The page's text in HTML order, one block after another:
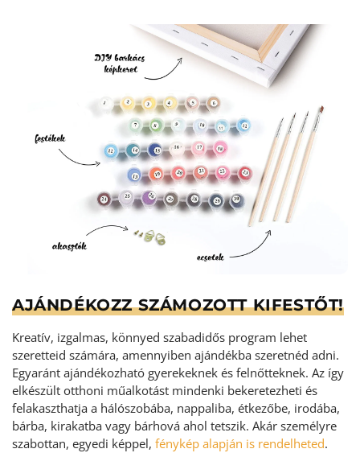
AJÁNDÉKOZZ SZÁMOZOTT KIFESTŐT!
Kreatív, izgalmas, könnyed szabadidős program lehet
szeretteid számára, amennyiben ajándékba szeretnéd adni.
Egyaránt ajándékozható gyerekeknek és felnőtteknek. Az így
elkészült otthoni műalkotást mindenki bekeretezheti és
felakaszthatja a hálószobába, nappaliba, étkezőbe, irodába,
bárba, kirakatba vagy bárhová ahol tetszik. Akár személyre
szabottan, egyedi képpel, fénykép alapján is rendelheted.